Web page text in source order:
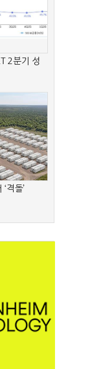
2분기 성
격돌’